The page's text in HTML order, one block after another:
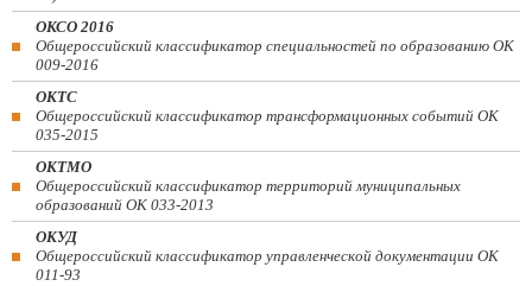
ОКСО 2016
Общероссийский классификатор специальностей по образованию ОК
009-2016
ОКТС
Общероссийский классификатор трансформационных событий ОК
035-2015
ОКТМО
Общероссийский классификатор территорий муниципальных
образований ОК 033-2013
ОКУД
Общероссийский классификатор управленческой документации ОК
011-93